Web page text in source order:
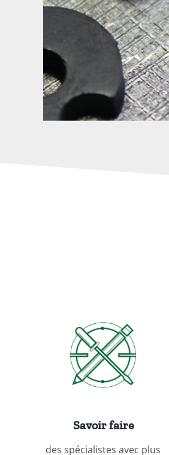
Savoir faire
des spécialistes avec plus